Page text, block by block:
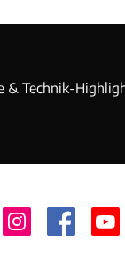
& Technik-